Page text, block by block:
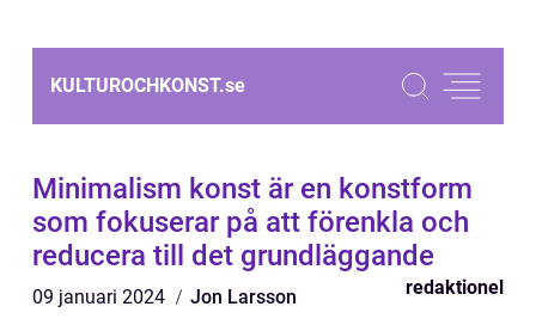
KULTUROCHKONST.se
Minimalism konst är en konstform
som fokuserar på att förenkla och
reducera till det grundläggande
09 januari 2024 Jon Larsson redaktionel